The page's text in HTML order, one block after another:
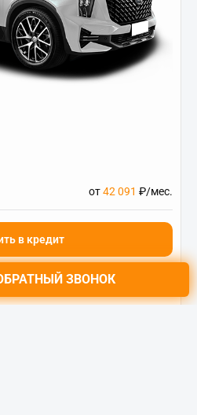
от42 091 ₽/мес.
в кредит
ЗВОНОК